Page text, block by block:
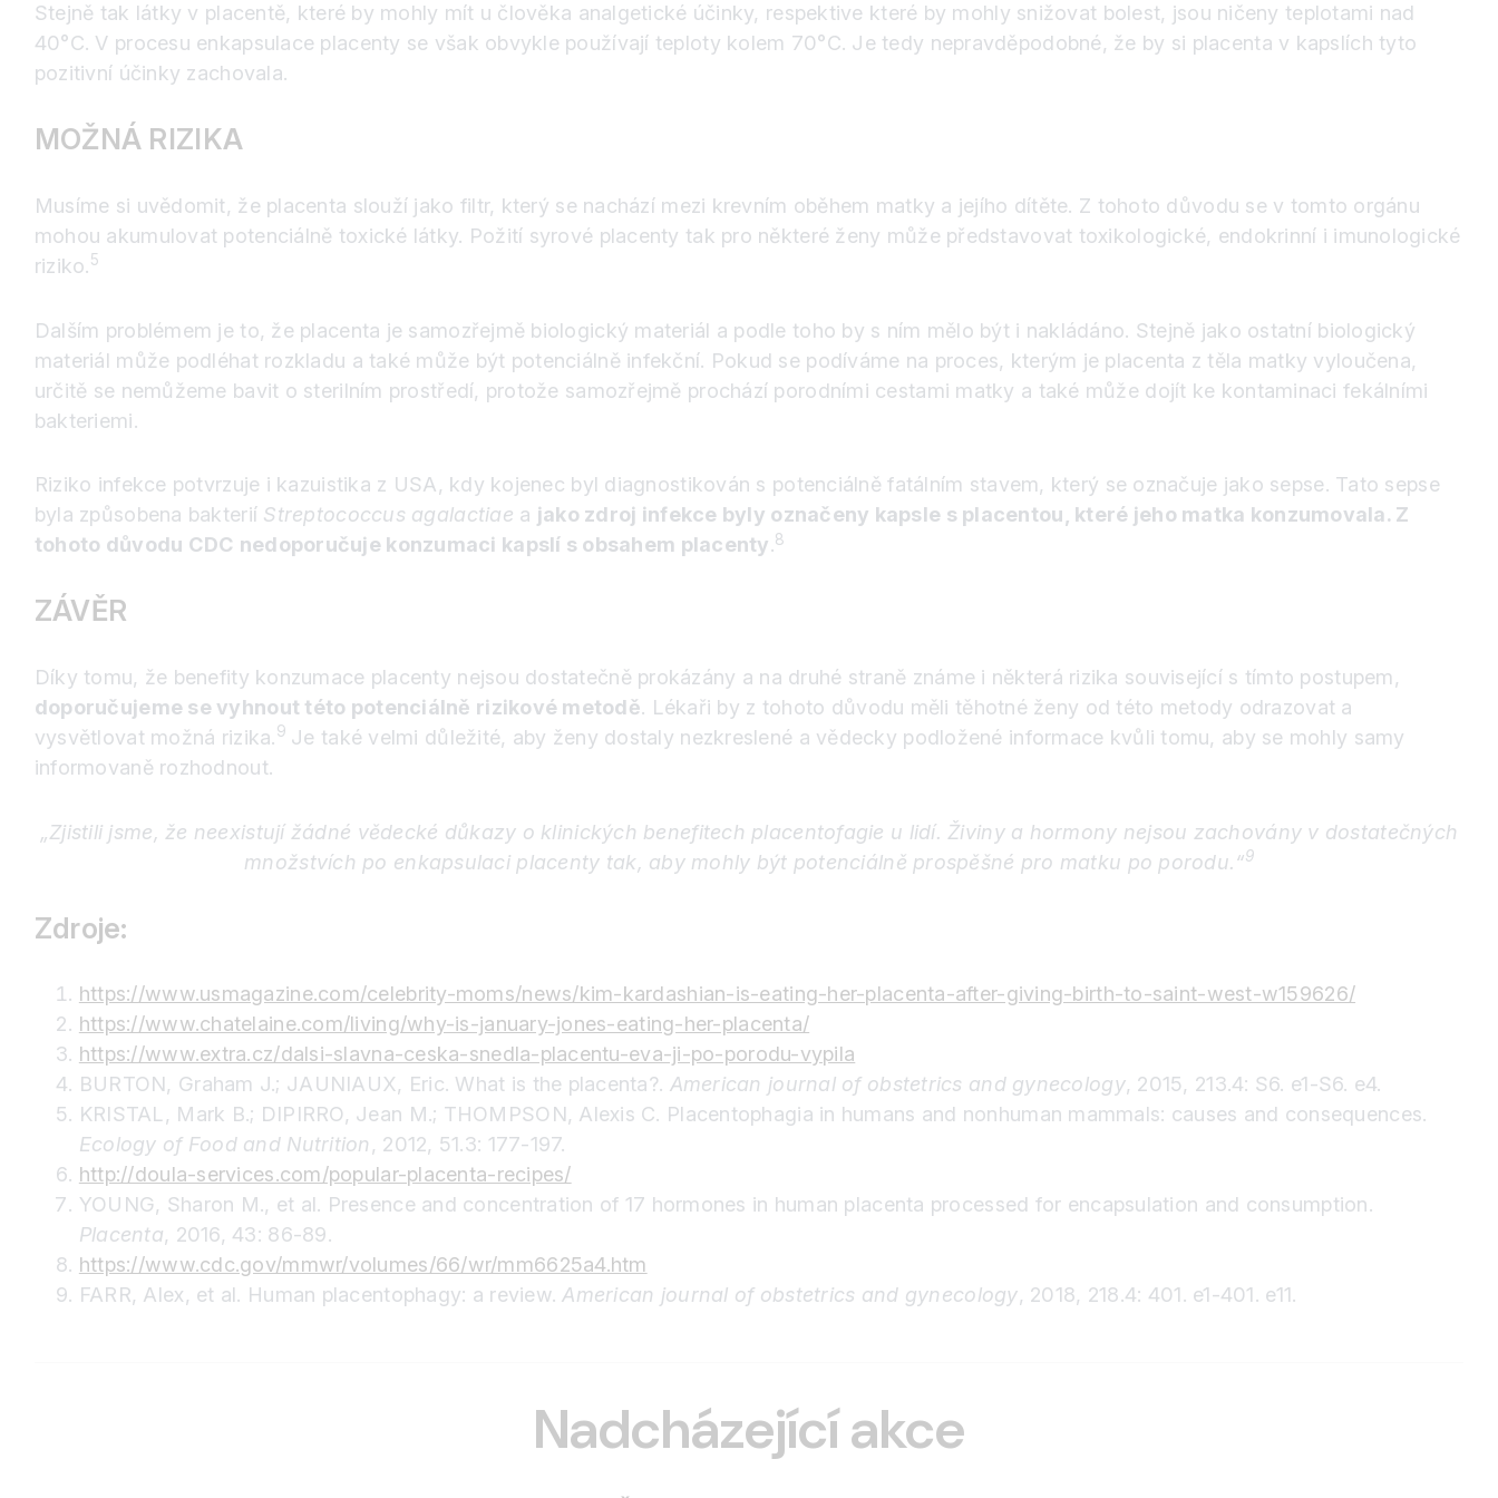
Stejně tak látky v placentě, které by mohly mít u člověka analgetické účinky, respektive které by mohly snižovat bolest, jsou ničeny teplotami nad
40°C. V procesu enkapsulace placenty se však obvykle používají teploty kolem 70°C. Je tedy nepravděpodobné, že by si placenta v kapslích tyto
pozitivní účinky zachovala.
MOŽNÁ RIZIKA
Musíme si uvědomit, že placenta slouží jako filtr, který se nachází mezi krevním oběhem matky a jejího dítěte. Z tohoto důvodu se v tomto orgánu
mohou akumulovat potenciálně toxické látky. Požití syrové placenty tak pro některé ženy může představovat toxikologické, endokrinní i imunologické
riziko.5
Dalším problémem je to, že placenta je samozřejmě biologický materiál a podle toho by s ním mělo být i nakládáno. Stejně jako ostatní biologický
materiál může podléhat rozkladu a také může být potenciálně infekční. Pokud se podíváme na proces, kterým je placenta z těla matky vyloučena,
určitě se nemůžeme bavit o sterilním prostředí, protože samozřejmě prochází porodními cestami matky a také může dojít ke kontaminaci fekálními
bakteriemi.
Riziko infekce potvrzuje i kazuistika z USA, kdy kojenec byl diagnostikován s potenciálně fatálním stavem, který se označuje jako sepse. Tato sepse
byla způsobena bakterií Streptococcus agalactiae a jako zdroj infekce byly označeny kapsle s placentou, které jeho matka konzumovala. Z
tohoto důvodu CDC nedoporučuje konzumaci kapslí s obsahem placenty.8
ZÁVĚR
Díky tomu, že benefity konzumace placenty nejsou dostatečně prokázány a na druhé straně známe i některá rizika související s tímto postupem,
doporučujeme se vyhnout této potenciálně rizikové metodě. Lékaři by z tohoto důvodu měli těhotné ženy od této metody odrazovat a
vysvětlovat možná rizika.9 Je také velmi důležité, aby ženy dostaly nezkreslené a vědecky podložené informace kvůli tomu, aby se mohly samy
informovaně rozhodnout.
„Zjistili jsme, že neexistují žádné vědecké důkazy o klinických benefitech placentofagie u lidí. Živiny a hormony nejsou zachovány v dostatečných
množstvích po enkapsulaci placenty tak, aby mohly být potenciálně prospěšné pro matku po porodu.“9
Zdroje:
https://www.usmagazine.com/celebrity-moms/news/kim-kardashian-is-eating-her-placenta-after-giving-birth-to-saint-west-w159626/
https://www.chatelaine.com/living/why-is-january-jones-eating-her-placenta/
https://www.extra.cz/dalsi-slavna-ceska-snedla-placentu-eva-ji-po-porodu-vypila
BURTON, Graham J.; JAUNIAUX, Eric. What is the placenta?. American journal of obstetrics and gynecology, 2015, 213.4: S6. e1-S6. e4.
KRISTAL, Mark B.; DIPIRRO, Jean M.; THOMPSON, Alexis C. Placentophagia in humans and nonhuman mammals: causes and consequences.
Ecology of Food and Nutrition , 2012, 51.3: 177-197.
http://doula-services.com/popular-placenta-recipes/
YOUNG, Sharon M., et al. Presence and concentration of 17 hormones in human placenta processed for encapsulation and consumption.
Placenta, 2016, 43: 86-89.
https://www.cdc.gov/mmwr/volumes/66/wr/mm6625a4.htm
FARR, Alex, et al. Human placentophagy: a review.American journal of obstetrics and gynecology, 2018, 218.4: 401. e1-401. e11.
Nadcházející akce